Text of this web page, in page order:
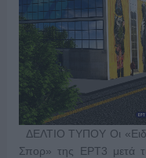
ΔΕΛΤΙΟ ΤΥΠΟΥ Οι
Σπορ» της ΕΡΤ3 μετά